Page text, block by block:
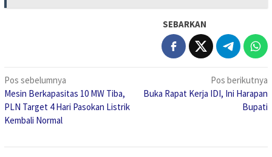
SEBARKAN
Navigasi
pos
Pos sebelumnya
Mesin Berkapasitas 10 MW Tiba,
PLN Target 4 Hari Pasokan Listrik
Kembali Normal
Pos berikutnya
Buka Rapat Kerja IDI, Ini Harapan
Bupati